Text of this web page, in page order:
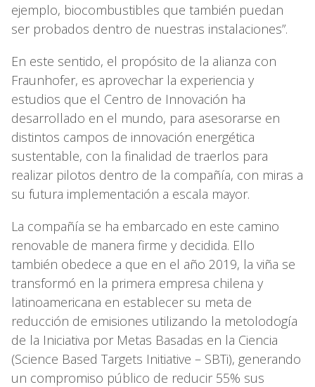
ejemplo, biocombustibles que también puedan
ser probados dentro de nuestras instalaciones”.
En este sentido, el propósito de la alianza con
Fraunhofer, es aprovechar la experiencia y
estudios que el Centro de Innovación ha
desarrollado en el mundo, para asesorarse en
distintos campos de innovación energética
sustentable, con la finalidad de traerlos para
realizar pilotos dentro de la compañía, con miras a
su futura implementación a escala mayor.
La compañía se ha embarcado en este camino
renovable de manera firme y decidida. Ello
también obedece a que en el año 2019, la viña se
transformó en la primera empresa chilena y
latinoamericana en establecer su meta de
reducción de emisiones utilizando la metolodogía
de la Iniciativa por Metas Basadas en la Ciencia
(Science Based Targets Initiative – SBTi), generando
un compromiso público de reducir 55% sus